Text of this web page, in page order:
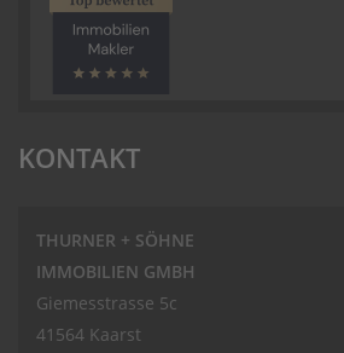
KONTAKT
THURNER + SÖHNE
IMMOBILIEN GMBH
Giemesstrasse 5c
41564 Kaarst